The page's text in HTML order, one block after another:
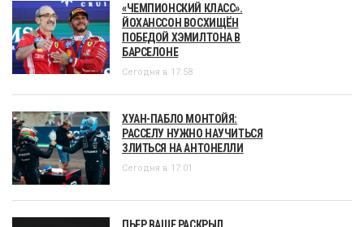
«ЧЕМПИОНСКИЙ КЛАСС».
ЙОХАНССОН ВОСХИЩЁН
ПОБЕДОЙ ХЭМИЛТОНА В
БАРСЕЛОНЕ
Сегодня в 17:58
ХУАН-ПАБЛО МОНТОЙЯ:
РАССЕЛУ НУЖНО НАУЧИТЬСЯ
ЗЛИТЬСЯ НА АНТОНЕЛЛИ
Сегодня в 17:01